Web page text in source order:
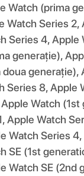
Watch (prima
Watch Series 2,
Series 4, Apple
generație),
doua generație),
Series 8, Apple
Watch (1st
Apple Watch
Watch Series
SE (1st
Watch SE (2nd